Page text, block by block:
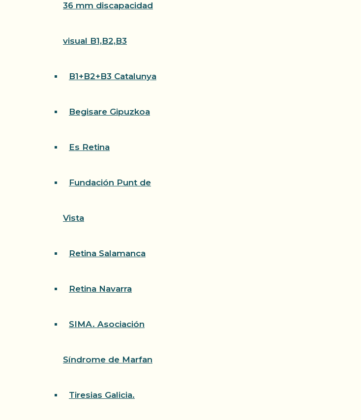
36 mm discapacidad
visual B1,B2,B3
B1+B2+B3 Catalunya
Begisare Gipuzkoa
Es Retina
Fundación Punt de
Vista
Retina Salamanca
Retina Navarra
SIMA. Asociación
Síndrome de Marfan
Tiresias Galicia.